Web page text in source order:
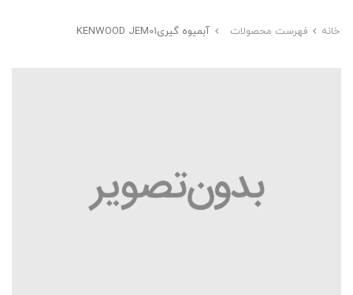
خانه فهرست محصولات آبمیوه گیریKENWOOD JEM01